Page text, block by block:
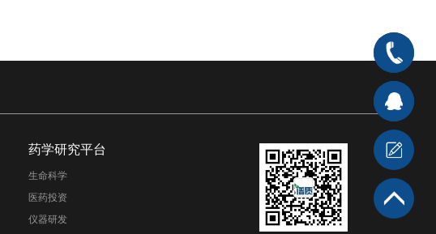
药学研究平台
生命科学
医药投资
仪器研发
400-
666-
7176
在线客
服1 在
线客服2